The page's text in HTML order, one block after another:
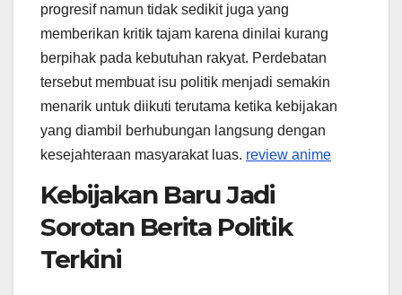
progresif namun tidak sedikit juga yang
memberikan kritik tajam karena dinilai kurang
berpihak pada kebutuhan rakyat. Perdebatan
tersebut membuat isu politik menjadi semakin
menarik untuk diikuti terutama ketika kebijakan
yang diambil berhubungan langsung dengan
kesejahteraan masyarakat luas. review anime
Kebijakan Baru Jadi
Sorotan Berita Politik
Terkini